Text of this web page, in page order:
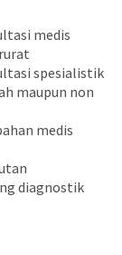
medis
spesialistik
maupun non
medis
diagnostik